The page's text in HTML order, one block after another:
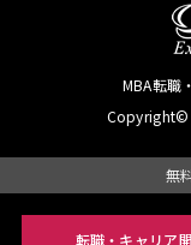
無
転職・キャリア
MBA転職
Copyright©